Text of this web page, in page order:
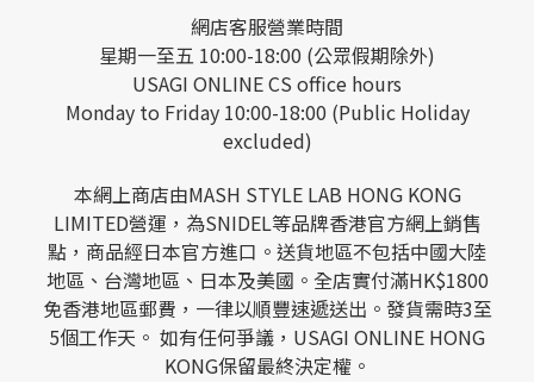
網店客服營業時間
星期一至五 10:00-18:00 (公眾假期除外)
USAGI ONLINE CS office hours
Monday to Friday 10:00-18:00 (Public Holiday
excluded)
本網上商店由MASH STYLE LAB HONG KONG
LIMITED營運，為SNIDEL等品牌香港官方網上銷售
點，商品經日本官方進口。送貨地區不包括中國大陸
地區、台灣地區、日本及美國。全店實付滿HK$1800
免香港地區郵費，一律以順豐速遞送出。發貨需時3至
5個工作天。 如有任何爭議，USAGI ONLINE HONG
KONG保留最終決定權。